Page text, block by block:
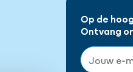
Op de
Ontvang
E-mailadres